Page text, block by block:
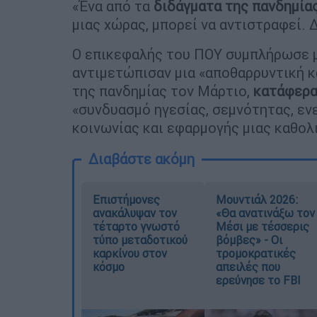
«Ένα από τα διδάγματα της
μιας χώρας, μπορεί να αντιστραφεί.
Ο επικεφαλής του ΠΟΥ συμπλήρωσε
αντιμετώπισαν μια «αποθαρρυντική
της πανδημίας τον Μάρτιο,
«συνδυασμό ηγεσίας, σεμνότητας,
κοινωνίας και εφαρμογής μιας
Διαβάστε ακόμη
Επιστήμονες
ανακάλυψαν τον
τέταρτο γνωστό
τύπο μεταδοτικού
καρκίνου στον
κόσμο
Μουντιάλ 2026:
«Θα ανατινάξω τον
Μέσι με τέσσερις
βόμβες» - Οι
τρομοκρατικές
απειλές που
ερεύνησε το FBI